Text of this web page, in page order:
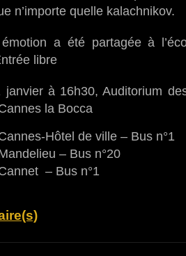
n’importe quelle kalachnikov.
a été partagée à
libre
janvier à 16h30, Auditorium
la Bocca
Hôtel de ville – Bus n°1
– Bus n°20
– Bus n°1